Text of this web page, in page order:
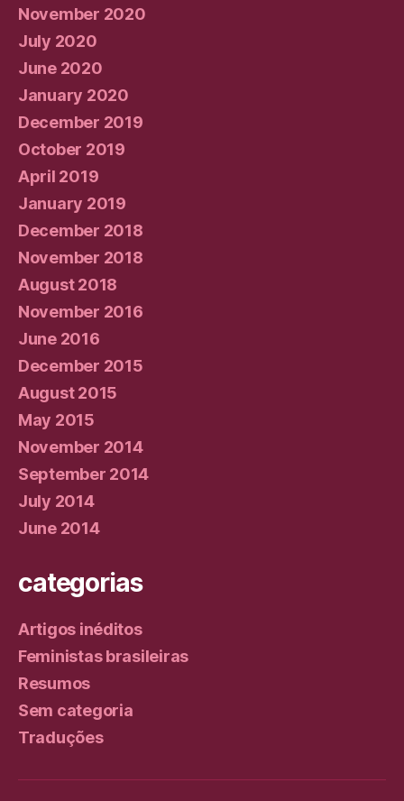
November 2020
July 2020
June 2020
January 2020
December 2019
October 2019
April 2019
January 2019
December 2018
November 2018
August 2018
November 2016
June 2016
December 2015
August 2015
May 2015
November 2014
September 2014
July 2014
June 2014
categorias
Artigos inéditos
Feministas brasileiras
Resumos
Sem categoria
Traduções